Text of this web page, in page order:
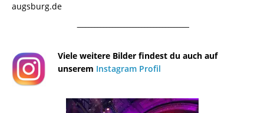
augsburg.de
¯¯¯¯¯¯¯¯¯¯¯¯¯¯¯¯¯¯¯¯¯¯¯¯¯¯¯¯¯¯¯¯¯¯¯¯¯¯
Viele weitere Bilder findest du auch auf
unserem Instagram Profil